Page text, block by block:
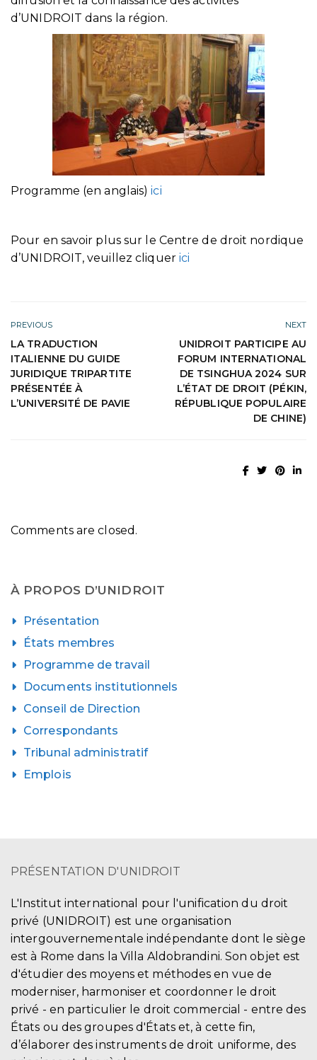
d’UNIDROIT dans la région.
Programme (en anglais)ici
Pour en savoir plus sur le Centre de droit nordique
d’UNIDROIT, veuillez cliquer ici
PREVIOUS
LA TRADUCTION
ITALIENNE DU GUIDE
JURIDIQUE TRIPARTITE
PRÉSENTÉE À
L’UNIVERSITÉ DE PAVIE
NEXT
UNIDROIT PARTICIPE AU
FORUM INTERNATIONAL
DE TSINGHUA 2024 SUR
L’ÉTAT DE DROIT (PÉKIN,
RÉPUBLIQUE POPULAIRE
DE CHINE)
Comments are closed.
À PROPOS D’UNIDROIT
Présentation
États membres
Programme de travail
Documents institutionnels
Conseil de Direction
Correspondants
Tribunal administratif
Emplois
PRÉSENTATION D'UNIDROIT
L'Institut international pour l'unification du droit
privé (UNIDROIT) est une organisation
intergouvernementale indépendante dont le siège
est à Rome dans la Villa Aldobrandini. Son objet est
d'étudier des moyens et méthodes en vue de
moderniser, harmoniser et coordonner le droit
privé - en particulier le droit commercial - entre des
États ou des groupes d'États et, à cette fin,
d’élaborer des instruments de droit uniforme, des